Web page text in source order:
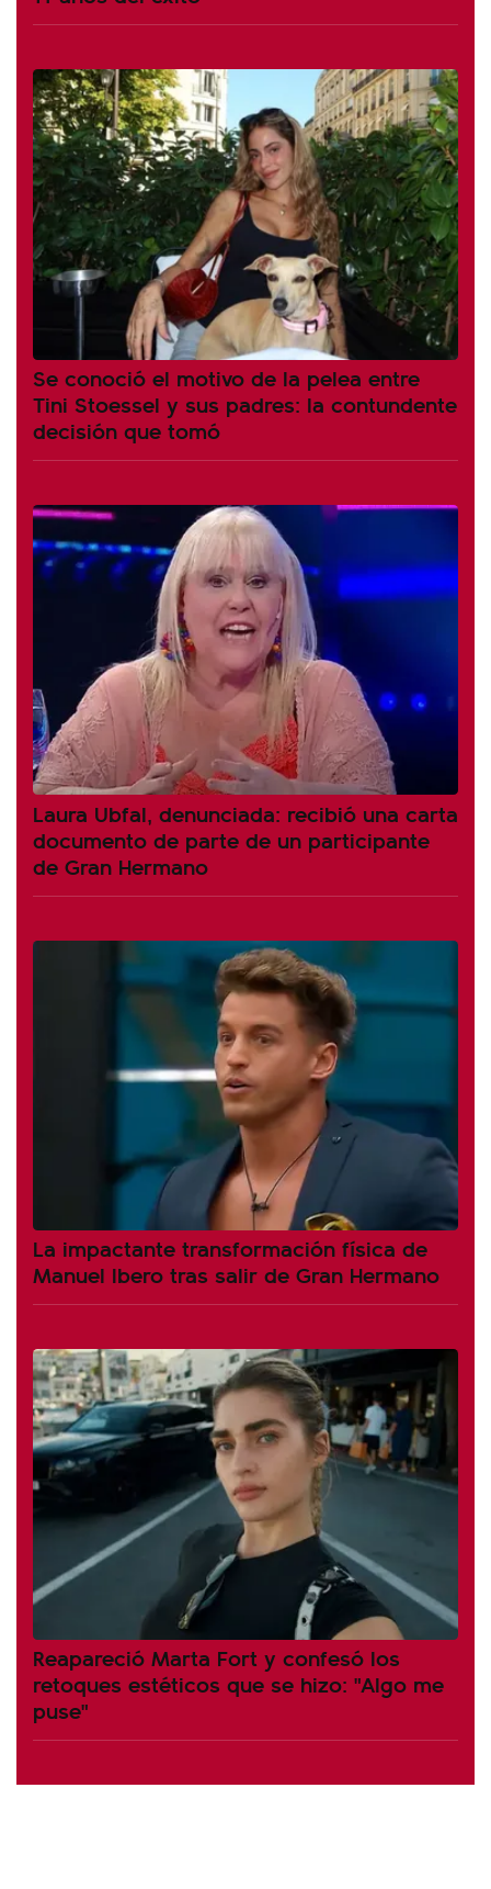
Se conoció el motivo de la pelea entre
Tini Stoessel y sus padres: la contundente
decisión que tomó
Laura Ubfal, denunciada: recibió una carta
documento de parte de un participante
de Gran Hermano
La impactante transformación física de
Manuel Ibero tras salir de Gran Hermano
Reapareció Marta Fort y confesó los
retoques estéticos que se hizo: "Algo me
puse"